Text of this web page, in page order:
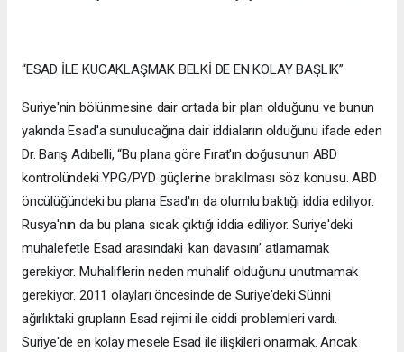
“ESAD İLE KUCAKLAŞMAK BELKİ DE EN KOLAY BAŞLIK”
Suriye'nin bölünmesine dair ortada bir plan olduğunu ve bunun
yakında Esad'a sunulucağına dair iddiaların olduğunu ifade eden
Dr. Barış Adıbelli, “Bu plana göre Fırat'ın doğusunun ABD
kontrolündeki YPG/PYD güçlerine bırakılması söz konusu. ABD
öncülüğündeki bu plana Esad'ın da olumlu baktığı iddia ediliyor.
Rusya'nın da bu plana sıcak çıktığı iddia ediliyor. Suriye'deki
muhalefetle Esad arasındaki ‘kan davasını’ atlamamak
gerekiyor. Muhaliflerin neden muhalif olduğunu unutmamak
gerekiyor. 2011 olayları öncesinde de Suriye'deki Sünni
ağırlıktaki grupların Esad rejimi ile ciddi problemleri vardı.
Suriye'de en kolay mesele Esad ile ilişkileri onarmak. Ancak